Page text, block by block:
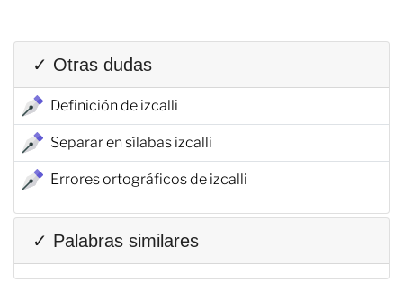
✓ Otras dudas
Definición de izcalli
Separar en sílabas izcalli
Errores ortográficos de izcalli
✓ Palabras similares